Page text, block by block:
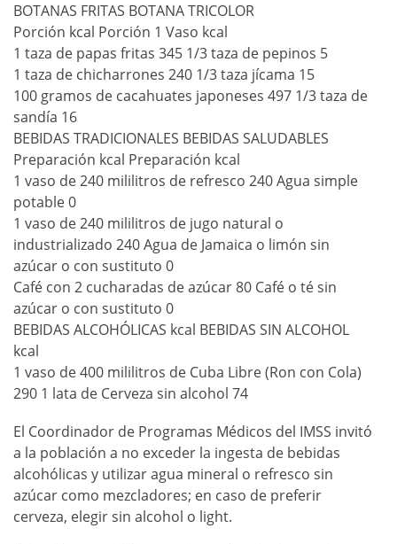
BOTANAS FRITAS BOTANA TRICOLOR
Porción kcal Porción 1 Vaso kcal
1 taza de papas fritas 345 1/3 taza de pepinos 5
1 taza de chicharrones 240 1/3 taza jícama 15
100 gramos de cacahuates japoneses 497 1/3 taza de
sandía 16
BEBIDAS TRADICIONALES BEBIDAS SALUDABLES
Preparación kcal Preparación kcal
1 vaso de 240 mililitros de refresco 240 Agua simple
potable 0
1 vaso de 240 mililitros de jugo natural o
industrializado 240 Agua de Jamaica o limón sin
azúcar o con sustituto 0
Café con 2 cucharadas de azúcar 80 Café o té sin
azúcar o con sustituto 0
BEBIDAS ALCOHÓLICAS kcal BEBIDAS SIN ALCOHOL
kcal
1 vaso de 400 mililitros de Cuba Libre (Ron con Cola)
290 1 lata de Cerveza sin alcohol 74
El Coordinador de Programas Médicos del IMSS invitó
a la población a no exceder la ingesta de bebidas
alcohólicas y utilizar agua mineral o refresco sin
azúcar como mezcladores; en caso de preferir
cerveza, elegir sin alcohol o light.